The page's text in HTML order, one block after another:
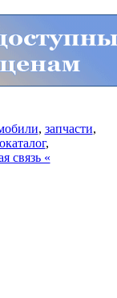
, запчасти,
,
связь «